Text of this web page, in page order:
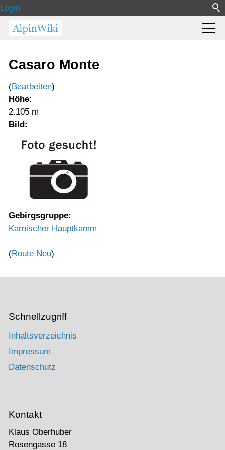
Login
Casaro Monte
(Bearbeiten)
Höhe:
2.105 m
Bild:
Gebirgsgruppe:
Karnischer Hauptkamm
(Route Neu)
Schnellzugriff
Inhaltsverzeichnis
Impressum
Datenschutz
Kontakt
Klaus Oberhuber
Rosengasse 18